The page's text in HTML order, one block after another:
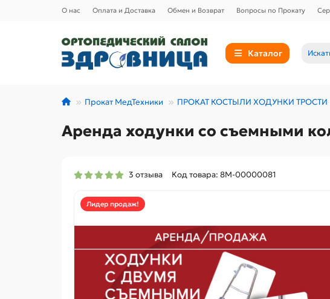
О нас Оплата и Доставка Обмен и Возврат Вопросы по Прокату
Каталог
Прокат МедТехники ПРОКАТ КОСТЫЛИ ХОДУНКИ ТРОСТИ
Аренда ходунки со съемными
3 отзыва Код товара: 8М-00000081
Лидер продаж!